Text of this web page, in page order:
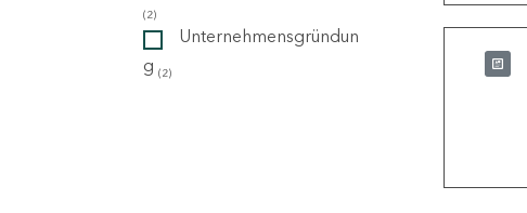
(2)
Unternehmensgründun
g (2)